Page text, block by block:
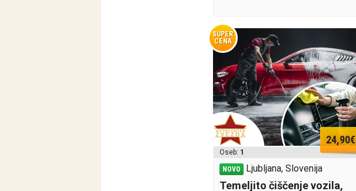
SUPER
CENA
24,90€
Oseb: 1
NOVO Ljubljana, Slovenija
Temeljito čiščenje vozila,